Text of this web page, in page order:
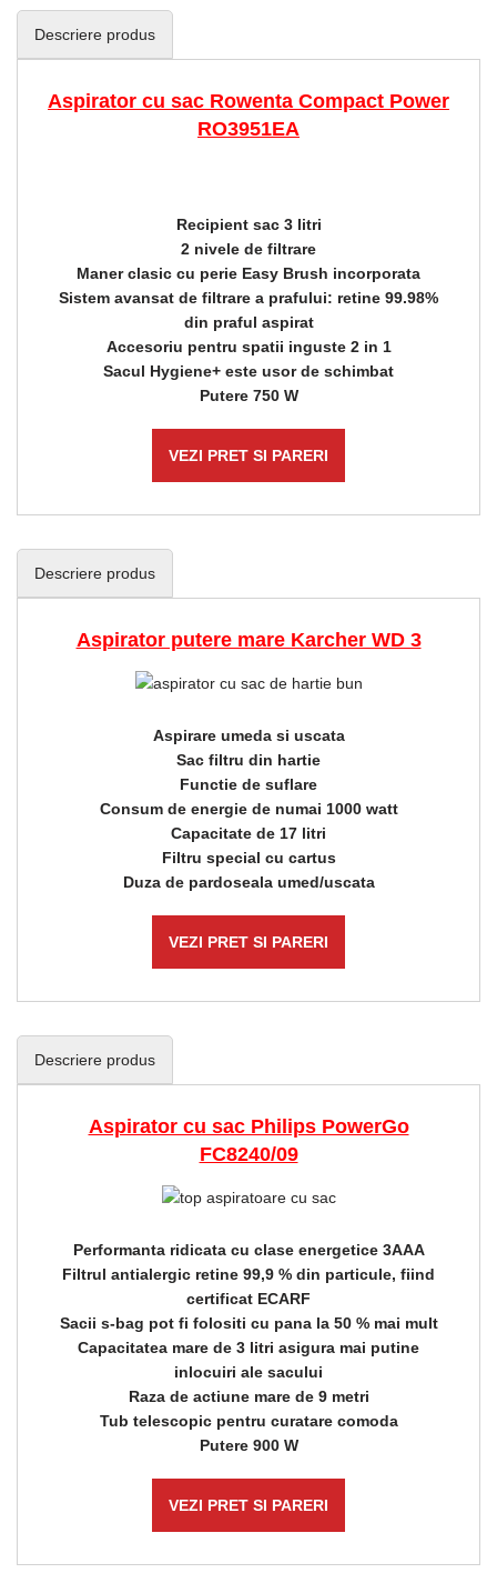
Descriere produs
Aspirator cu sac Rowenta Compact Power
RO3951EA
Recipient sac 3 litri
2 nivele de filtrare
Maner clasic cu perie Easy Brush incorporata
Sistem avansat de filtrare a prafului: retine 99.98%
din praful aspirat
Accesoriu pentru spatii inguste 2 in 1
Sacul Hygiene+ este usor de schimbat
Putere 750 W
VEZI PRET SI PARERI
Descriere produs
Aspirator putere mare Karcher WD 3
Aspirare umeda si uscata
Sac filtru din hartie
Functie de suflare
Consum de energie de numai 1000 watt
Capacitate de 17 litri
Filtru special cu cartus
Duza de pardoseala umed/uscata
VEZI PRET SI PARERI
Descriere produs
Aspirator cu sac Philips PowerGo
FC8240/09
Performanta ridicata cu clase energetice 3AAA
Filtrul antialergic retine 99,9 % din particule, fiind
certificat ECARF
Sacii s-bag pot fi folositi cu pana la 50 % mai mult
Capacitatea mare de 3 litri asigura mai putine
inlocuiri ale sacului
Raza de actiune mare de 9 metri
Tub telescopic pentru curatare comoda
Putere 900 W
VEZI PRET SI PARERI